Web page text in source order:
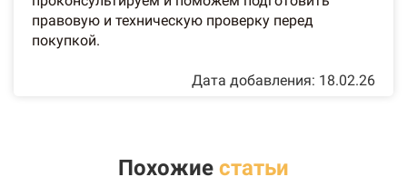
правовую и техническую проверку перед
покупкой.
Дата добавления: 18.02.26
Похожие статьи